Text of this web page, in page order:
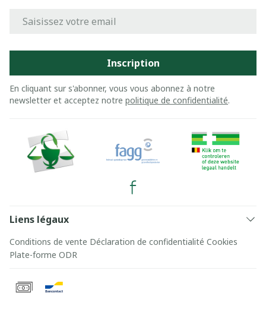
Inscription
En cliquant sur s'abonner, vous vous abonnez à notre
newsletter et acceptez notre politique de confidentialité.
Liens légaux
Conditions de vente Déclaration de confidentialité Cookies
Plate-forme ODR